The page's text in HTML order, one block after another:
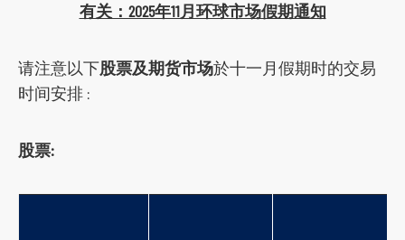
o
a
有关：2025年11月环球市场假期通知
请注意以下股票及期货市场於十一月假期时的交易
时间安排 :
股票: